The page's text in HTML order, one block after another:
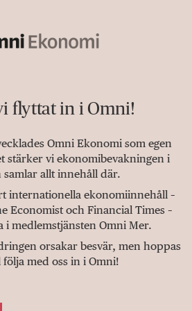
flyttat in i Omni!
Omni Ekonomi som egen
stärker vi ekonomibevakningen i
samlar allt innehåll där.
internationella ekonomiinnehåll –
Economist och Financial Times –
i medlemstjänsten Omni Mer.
orsakar besvär, men hoppas
med oss in i Omni!